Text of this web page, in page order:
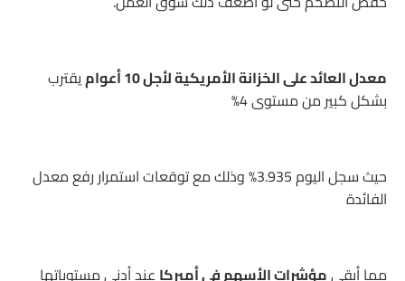
معدل العائد على الخزانة الأمريكية لأجل 10 أعوام
يقترب
بشكل كبير من مستوى 4%
حيث سجل اليوم 3.935% وذلك مع توقعات استمرار رفع معدل
الفائدة
مما أبقىمؤشرات الأسهم في أميركا عند أدنى مستوياتها